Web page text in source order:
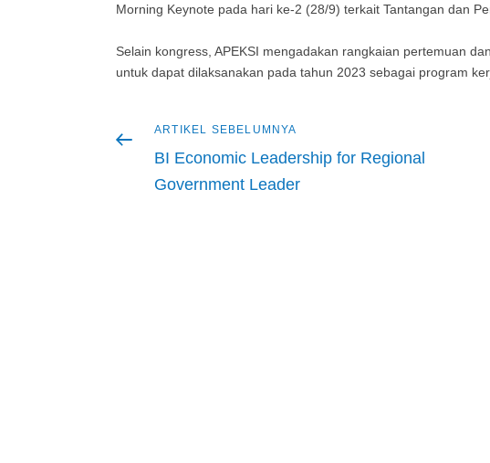
Morning Keynote pada hari ke-2 (28/9) terkait Tantangan dan
Selain kongress, APEKSI mengadakan rangkaian pertemuan
untuk dapat dilaksanakan pada tahun 2023 sebagai program
Navigasi
pos
Artikel
sebelumnya
ARTIKEL SEBELUMNYA
BI Economic Leadership for Regional
Government Leader